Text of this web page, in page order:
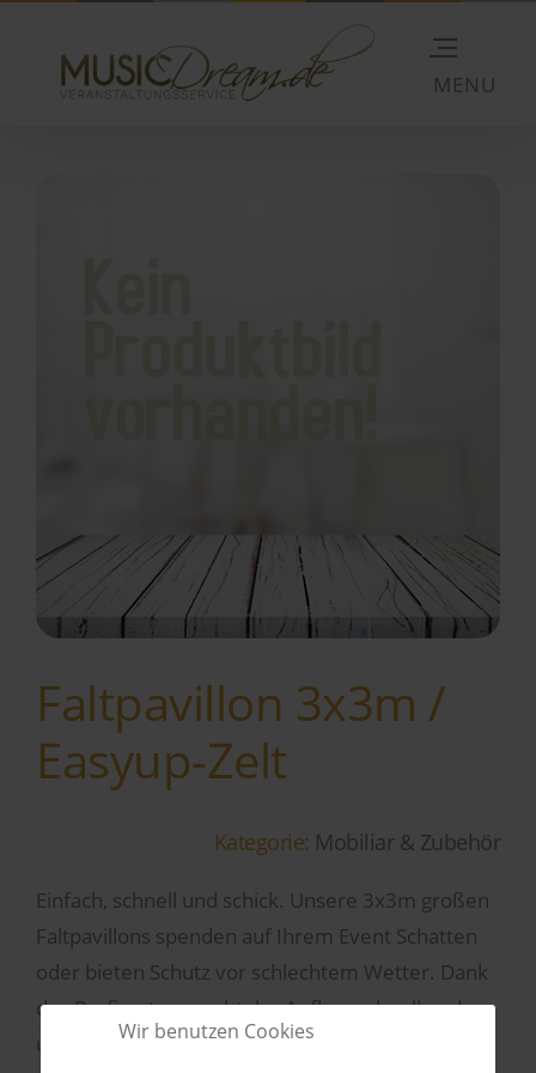
Faltpavillon 3x3m /
Easyup-Zelt
Kategorie: Mobiliar & Zubehör
Einfach, schnell und schick. Unsere 3x3m großen
Faltpavillons spenden auf Ihrem Event Schatten
oder bieten Schutz vor schlechtem Wetter. Dank
des Profisystems geht der Aufbau schnell und
unkompliziert von der Hand und auch nach dem
Wir benutzen Cookies